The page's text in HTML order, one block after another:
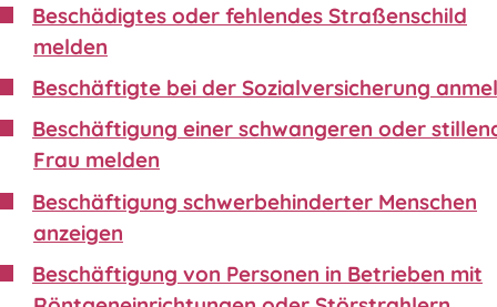
Beschädigtes oder fehlendes Straßenschild
melden
Beschäftigte bei der Sozialversicherung
Beschäftigung einer schwangeren oder
Frau melden
Beschäftigung schwerbehinderter Menschen
anzeigen
Beschäftigung von Personen in Betrieben mit